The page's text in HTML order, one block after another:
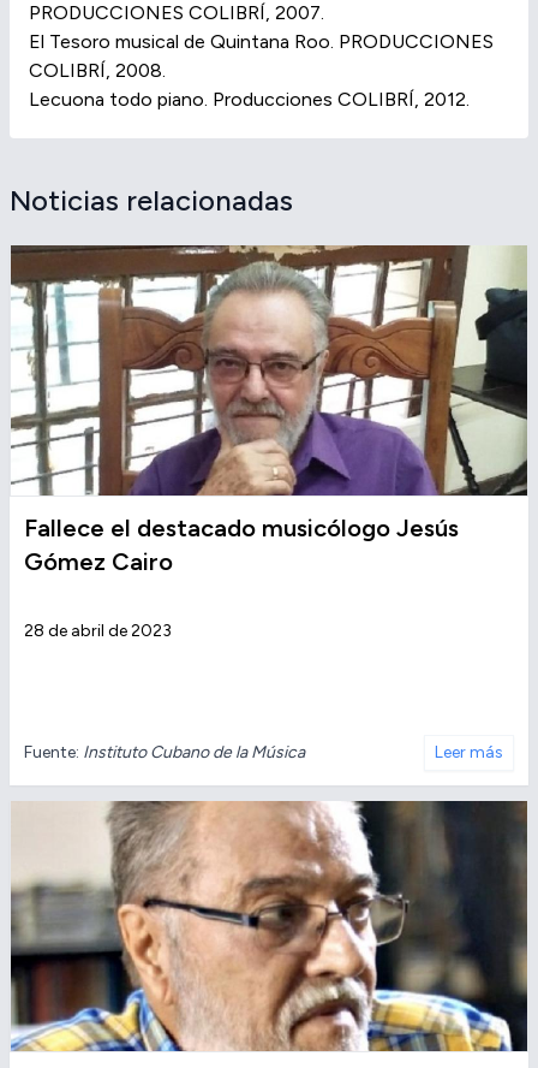
PRODUCCIONES COLIBRÍ, 2007.
El Tesoro musical de Quintana Roo. PRODUCCIONES
COLIBRÍ, 2008.
Lecuona todo piano. Producciones COLIBRÍ, 2012.
Noticias relacionadas
Fallece el destacado musicólogo Jesús
Gómez Cairo
28 de abril de 2023
Fuente: Instituto Cubano de la Música Leer más